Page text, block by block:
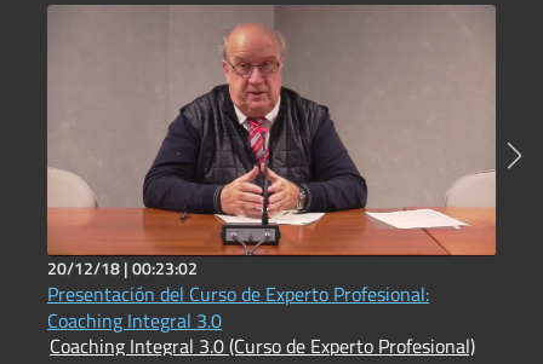
20/12/18 |00:23:02
Presentación del Curso de Experto Profesional:
Coaching Integral 3.0
Coaching Integral 3.0 (Curso de Experto Profesional)